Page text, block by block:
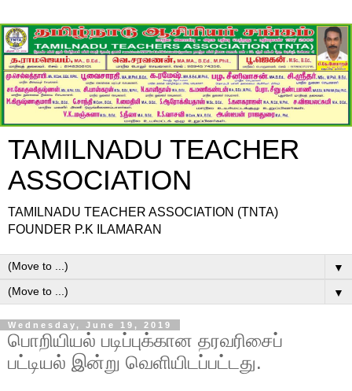
TAMILNADU TEACHER
ASSOCIATION
TAMILNADU TEACHER ASSOCIATION (TNTA)
FOUNDER P.K ILAMARAN
▼
▼
Wednesday, June 19, 2019
பொறியியல் படிப்புக்கான தரவரிசைப்
பட்டியல் இன்று வெளியிடப்பட்டது.